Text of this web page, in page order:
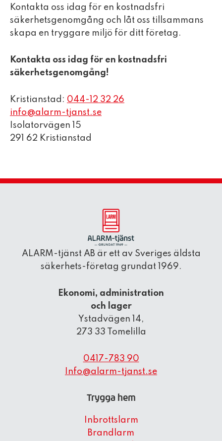
Kontakta oss idag för en kostnadsfri
säkerhetsgenomgång och låt oss tillsammans
skapa en tryggare miljö för ditt företag.
Kontakta oss idag för en kostnadsfri
säkerhetsgenomgång!
Kristianstad: 044-12 32 26
info@alarm-tjanst.se
Isolatorvägen 15
291 62 Kristianstad
ALARM-tjänst AB är ett av Sveriges äldsta
säkerhets-företag grundat 1969.
Ekonomi, administration
och lager
Ystadvägen 14,
273 33 Tomelilla
0417-783 90
Info@alarm-tjanst.se
Trygga hem
Inbrottslarm
Brandlarm